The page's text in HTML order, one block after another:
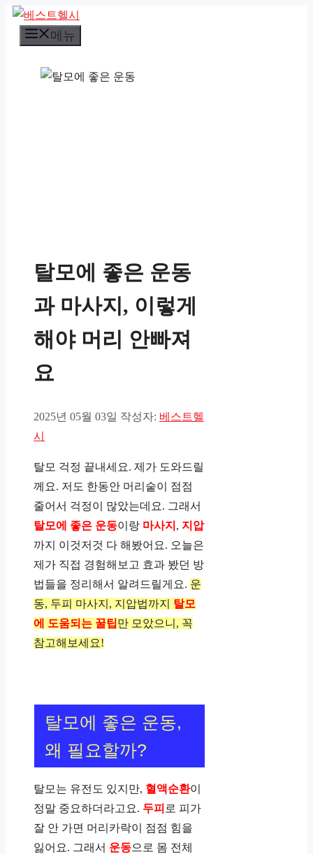
컨
메뉴
탈모에 좋은 운동
과 마사지, 이렇게
해야 머리 안빠져
요
2025년 05월 03일 작성자: 베스트헬
시
탈모 걱정 끝내세요. 제가 도와드릴
께요. 저도 한동안 머리숱이 점점
줄어서 걱정이 많았는데요. 그래서
탈모에 좋은 운동이랑 마사지 , 지압
까지 이것저것 다 해봤어요. 오늘은
제가 직접 경험해보고 효과 봤던 방
법들을 정리해서 알려드릴게요. 운
동, 두피 마사지, 지압법까지 탈모
에 도움되는 꿀팁만 모았으니, 꼭
참고해보세요!
탈모에 좋은 운동,
왜 필요할까?
탈모는 유전도 있지만, 혈액순환이
정말 중요하더라고요. 두피 로 피가
잘 안 가면 머리카락이 점점 힘을
잃어요. 그래서 운동으로 몸 전체